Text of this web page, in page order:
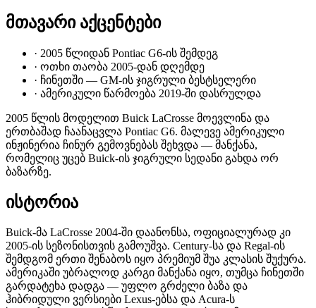
მთავარი აქცენტები
· 2005 წლიდან Pontiac G6-ის შემდეგ
· ოთხი თაობა 2005-დან დღემდე
· ჩინეთში — GM-ის ჯიგრული ბესტსელერი
· ამერიკული წარმოება 2019-ში დასრულდა
2005 წლის მოდელით Buick LaCrosse მოევლინა და
ერთბაშად ჩაანაცვლა Pontiac G6. მალევე ამერიკული
ინჟინერია ჩინურ გემოვნებას შეხვდა — მანქანა,
რომელიც უცებ Buick-ის ჯიგრული სედანი გახდა ორ
ბაზარზე.
ისტორია
Buick-მა LaCrosse 2004-ში დაანონსა, ოფიციალურად კი
2005-ის სეზონისთვის გამოუშვა. Century-სა და Regal-ის
შემდგომ ერთი შენაბოს იყო პრემიუმ შუა კლასის შუქურა.
ამერიკაში უბრალოდ კარგი მანქანა იყო, თუმცა ჩინეთში
გარდატეხა დადგა — უფლო გრძელი ბაზა და
ჰიბრიდული ვერსიები Lexus-ებსა და Acura-ს